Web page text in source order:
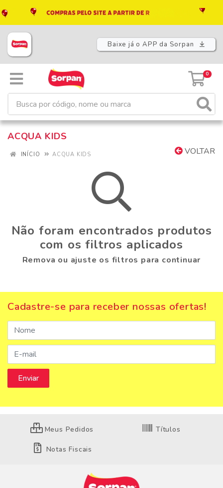
Baixe já o APP da Sorpan
0
ACQUA KIDS
VOLTAR
INÍCIO ACQUA KIDS
Não foram encontrados produtos
com os filtros aplicados
Remova ou ajuste os filtros para continuar
Cadastre-se para receber nossas ofertas!
Meus Pedidos Títulos
Notas Fiscais